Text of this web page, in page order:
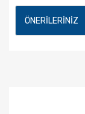
ÖNERILERINIZ